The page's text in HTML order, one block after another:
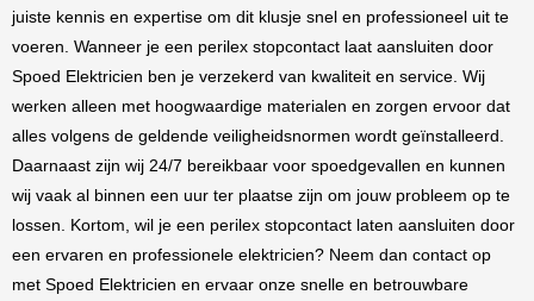
juiste kennis en expertise om dit klusje snel en professioneel uit te
voeren. Wanneer je een perilex stopcontact laat aansluiten door
Spoed Elektricien ben je verzekerd van kwaliteit en service. Wij
werken alleen met hoogwaardige materialen en zorgen ervoor dat
alles volgens de geldende veiligheidsnormen wordt geïnstalleerd.
Daarnaast zijn wij 24/7 bereikbaar voor spoedgevallen en kunnen
wij vaak al binnen een uur ter plaatse zijn om jouw probleem op te
lossen. Kortom, wil je een perilex stopcontact laten aansluiten door
een ervaren en professionele elektricien? Neem dan contact op
met Spoed Elektricien en ervaar onze snelle en betrouwbare